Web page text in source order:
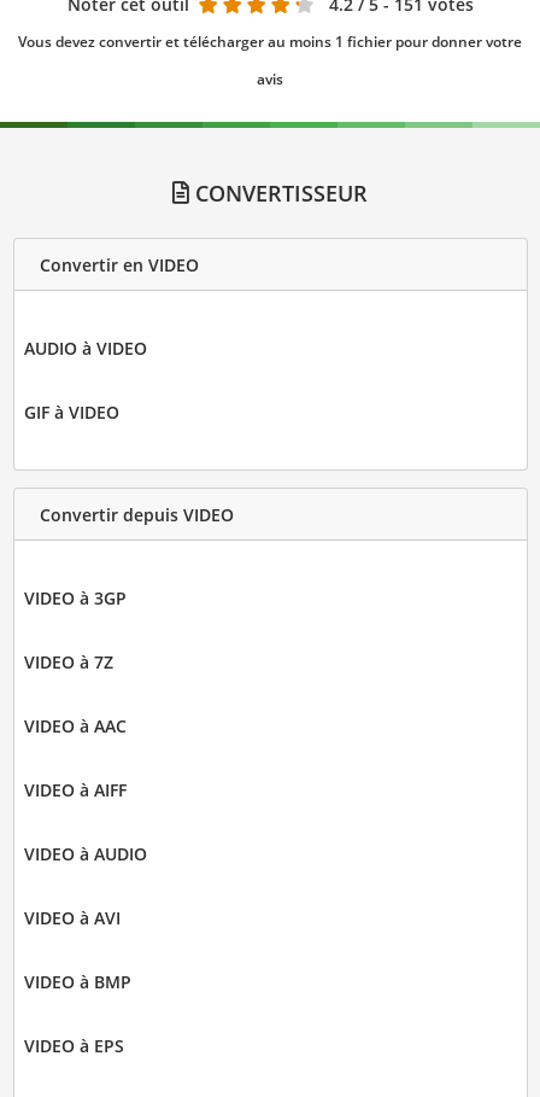
Noter cet outil 4.2 / 5 - 151 votes
Vous devez convertir et télécharger au moins 1 fichier pour donner votre
avis
CONVERTISSEUR
Convertir en VIDEO
AUDIO à VIDEO
GIF à VIDEO
Convertir depuis VIDEO
VIDEO à 3GP
VIDEO à 7Z
VIDEO à AAC
VIDEO à AIFF
VIDEO à AUDIO
VIDEO à AVI
VIDEO à BMP
VIDEO à EPS